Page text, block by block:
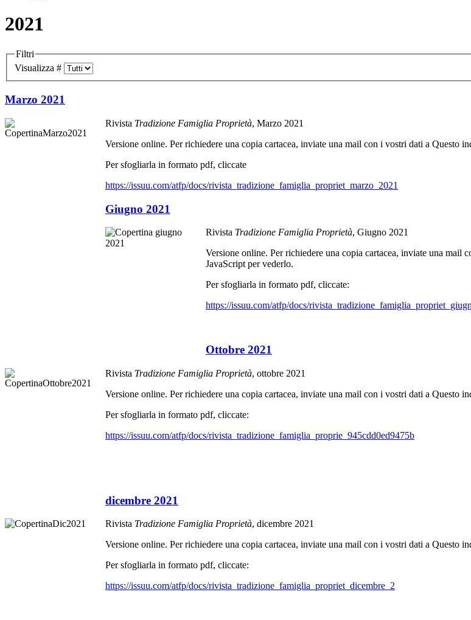
2021
Filtri
Visualizza #
Marzo 2021
Rivista Tradizione Famiglia Proprietà, Marzo 2021
Versione online. Per richiedere una copia cartacea, inviate una mail con i vostri dati a Questo
Per sfogliarla in formato pdf, cliccate
https://issuu.com/atfp/docs/rivista_tradizione_famiglia_propriet_marzo_2021
Giugno 2021
Rivista Tradizione Famiglia Proprietà, Giugno 2021
Versione online. Per richiedere una copia cartacea, inviate una mail
JavaScript per vederlo.
Per sfogliarla in formato pdf, cliccate:
https://issuu.com/atfp/docs/
Ottobre 2021
Rivista Tradizione Famiglia Proprietà, ottobre 2021
Versione online. Per richiedere una copia cartacea, inviate una mail con i vostri dati a Questo
Per sfogliarla in formato pdf, cliccate:
https://issuu.com/atfp/docs/rivista_tradizione_famiglia_proprie_945cdd0ed9475b
dicembre 2021
Rivista Tradizione Famiglia Proprietà, dicembre 2021
Versione online. Per richiedere una copia cartacea, inviate una mail con i vostri dati a Questo
Per sfogliarla in formato pdf, cliccate:
https://issuu.com/atfp/docs/rivista_tradizione_famiglia_propriet_dicembre_2